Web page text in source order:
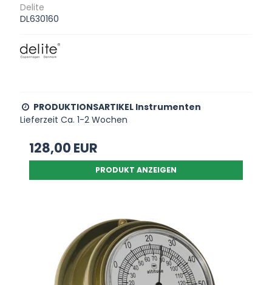
Delite
DL630160
PRODUKTIONSARTIKEL Instrumenten
Lieferzeit Ca. 1-2 Wochen
128,00 EUR
PRODUKT ANZEIGEN